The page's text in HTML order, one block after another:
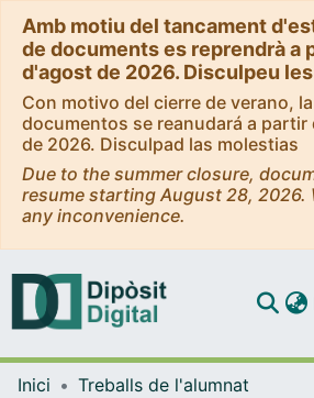
Amb motiu del tancament
de documents es reprendrà a
d'agost de 2026. Disculpeu
Con motivo del cierre de verano,
documentos se reanudará a partir
de 2026. Disculpad las molestias
Due to the summer closure,
resume starting August 28, 2026.
any inconvenience.
Navega
Inici
Treballs de l'alumnat